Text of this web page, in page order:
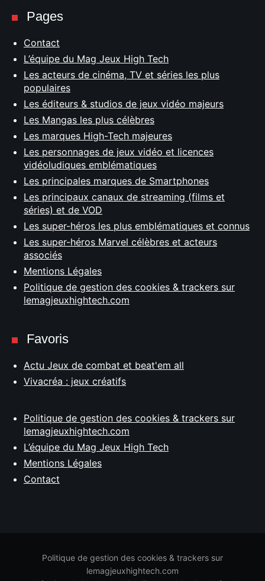
Pages
Contact
L’équipe du Mag Jeux High Tech
Les acteurs de cinéma, TV et séries les plus
populaires
Les éditeurs & studios de jeux vidéo majeurs
Les Mangas les plus célèbres
Les marques High-Tech majeures
Les personnages de jeux vidéo et licences
vidéoludiques emblématiques
Les principales marques de Smartphones
Les principaux canaux de streaming (films et
séries) et de VOD
Les super-héros les plus emblématiques et connus
Les super-héros Marvel célèbres et acteurs
associés
Mentions Légales
Politique de gestion des cookies & trackers sur
lemagjeuxhightech.com
Favoris
Actu Jeux de combat et beat'em all
Vivacréa : jeux créatifs
Politique de gestion des cookies & trackers sur
lemagjeuxhightech.com
L’équipe du Mag Jeux High Tech
Mentions Légales
Contact
Politique de gestion des cookies & trackers sur
lemagjeuxhightech.com